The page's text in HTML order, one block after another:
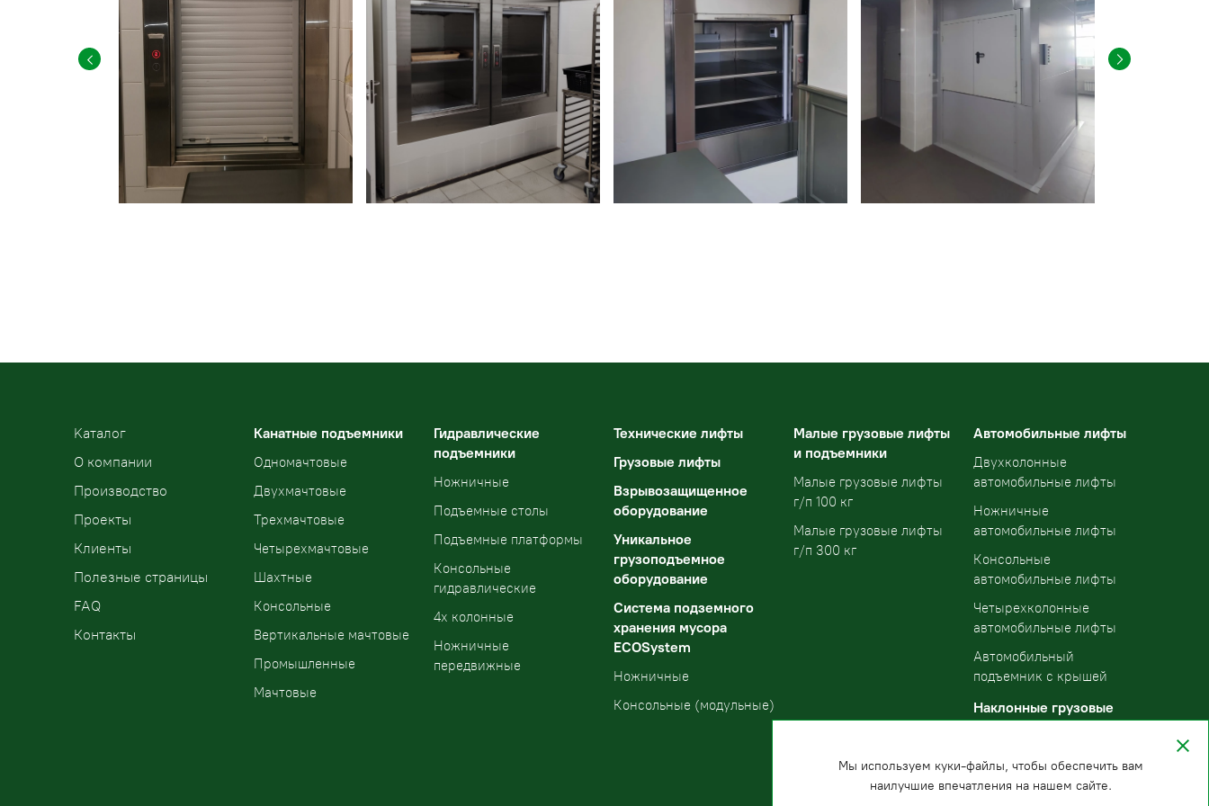
Kаталог
О компании
Производство
Проекты
Клиенты
Полезные страницы
FAQ
Контакты
Канатные подъемники
Одномачтовые
Двухмачтовые
Трехмачтовые
Четырехмачтовые
Шахтные
Консольные
Вертикальные мачтовые
Промышленные
Мачтовые
Гидравлические
подъемники
Ножничные
Подъемные столы
Подъемные платформы
Консольные
гидравлические
4х колонные
Ножничные
передвижные
Технические лифты
Грузовые лифты
Взрывозащищенное
оборудование
Уникальное
грузоподъемное
оборудование
Система подземного
хранения мусора
ECOSystem
Ножничные
Консольные (модульные)
Малые грузовые лифты
и подъемники
Малые грузовые лифты
г/п 100 кг
Малые грузовые лифты
г/п 300 кг
Автомобильные лифты
Двухколонные
автомобильные лифты
Ножничные
автомобильные лифты
Консольные
автомобильные лифты
Четырехколонные
автомобильные лифты
Автомобильный
подъемник с крышей
Наклонные грузовые
Мы используем куки-файлы, чтобы обеспечить вам
наилучшие впечатления на нашем сайте.